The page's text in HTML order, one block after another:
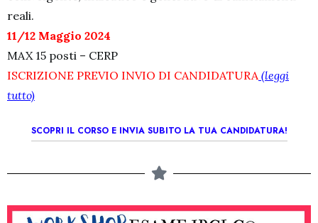
reali.
11/12 Maggio 2024
MAX 15 posti – CERP
ISCRIZIONE PREVIO INVIO DI CANDIDATURA (leggi
tutto)
SCOPRI IL CORSO E INVIA SUBITO LA TUA CANDIDATURA!